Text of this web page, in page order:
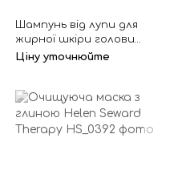
Шампунь від лупи для
жирної шкіри голови
Helen Seward Therapy
Ціну уточнюйте